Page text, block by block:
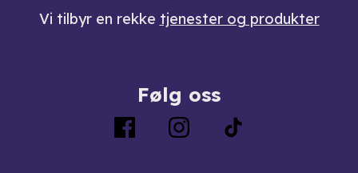
Vi tilbyr en rekke tjenester og produkter
Følg oss